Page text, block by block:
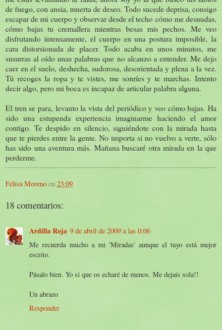
de fuego, con ansia, muerta de deseo. Todo sucede deprisa, consigo
escapar de mi cuerpo y observar desde el techo cómo me desnudas,
cómo bajas tu cremallera mientras besas mis pechos. Me veo
disfrutando intensamente, el cuerpo en una postura imposible, la
cara distorsionada de placer. Todo acaba en unos minutos, me
susurras al oído unas palabras que no alcanzo a entender. Me dejo
caer en el suelo, deshecha, sudorosa, desorientada y plena a la vez.
Tú recoges la ropa y te vistes, me sonríes y te marchas. Intento
decir algo, pero mi boca es incapaz de articular palabra alguna.
El tren se para, levanto la vista del periódico y veo cómo bajas. Ha
sido una estupenda experiencia imaginarme haciendo el amor
contigo. Te despido en silencio, siguiéndote con la mirada hasta
que te pierdes entre la gente. No importa si no vuelvo a verte, sólo
has sido una aventura más. Mañana buscaré otra mirada en la que
perderme.
Felisa Moreno en 23:09
18 comentarios:
Ardilla Roja 9 de abril de 2009 a las 0:06
Me recuerda mucho a mi 'Miradas' aunque el tuyo está mejor
escrito.
Pásalo bien. Yo si que os echaré de menos. Me dejais sola!!
Un abrazo
Responder